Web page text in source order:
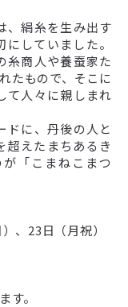
、絹糸を生み出す
していました。
糸商人や養蚕家た
たもので、そこに
て人々に親しまれ
ドに、丹後の人と
超えたまちあるき
「こまねこまつ
23日（月祝）
。